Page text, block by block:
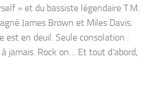
» et du bassiste légendaire T.M.
James Brown et Miles Davis.
est en deuil. Seule consolation :
jamais. Rock on… Et tout d’abord,